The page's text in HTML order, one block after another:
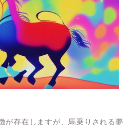
が存在しますが、馬乗りされる夢